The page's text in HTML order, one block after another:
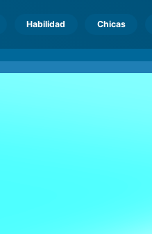
Habilidad Chicas